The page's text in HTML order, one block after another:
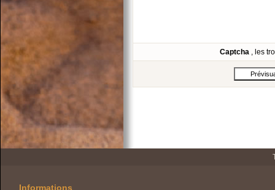
Captcha , les
Informations